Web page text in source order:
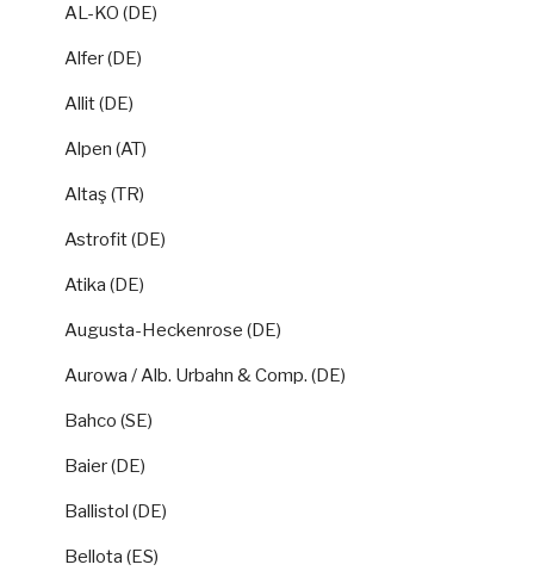
AL-KO (DE)
Alfer (DE)
Allit (DE)
Alpen (AT)
Altaş (TR)
Astrofit (DE)
Atika (DE)
Augusta-Heckenrose (DE)
Aurowa / Alb. Urbahn & Comp. (DE)
Bahco (SE)
Baier (DE)
Ballistol (DE)
Bellota (ES)